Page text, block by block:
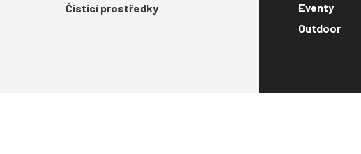
Čisticí prostředky
Eventy
Outdoor